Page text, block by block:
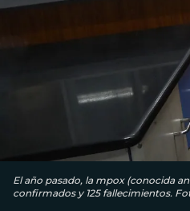
El año pasado, la mpox (conocida
confirmados y 125 fallecimientos.